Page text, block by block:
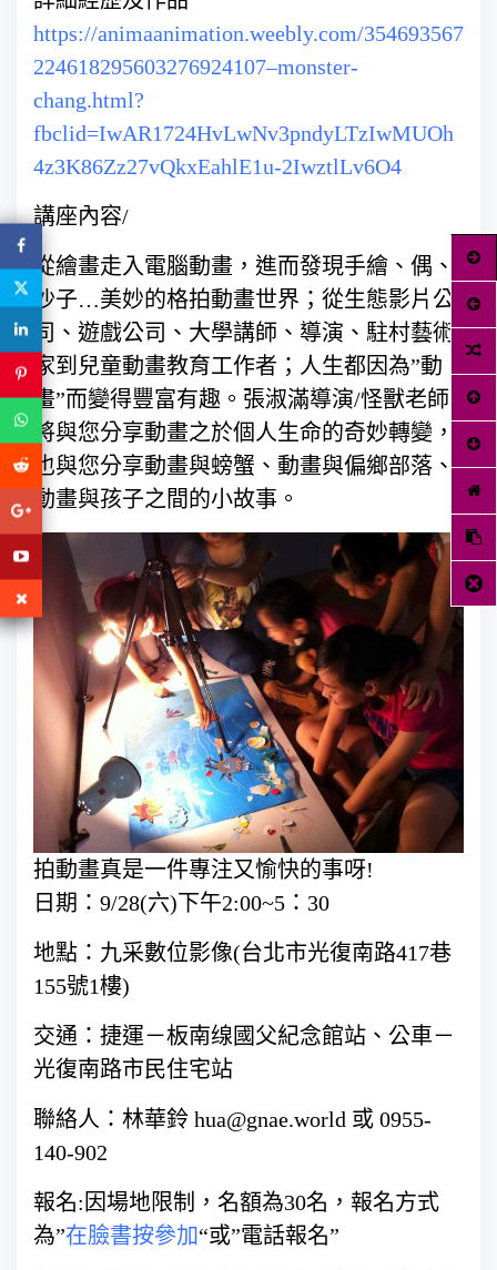
https://animaanimation.weebly.com/354693567
224618295603276924107–monster-
chang.html?
fbclid=IwAR1724HvLwNv3pndyLTzIwMUOh
4z3K86Zz27vQkxEahlE1u-2IwztlLv6O4
講座內容/
從繪畫走入電腦動畫，進而發現手繪、偶、
沙子…美妙的格拍動畫世界；從生態影片公
司、遊戲公司、大學講師、導演、駐村藝術
家到兒童動畫教育工作者；人生都因為”動
畫”而變得豐富有趣。張淑滿導演/怪獸老師
將與您分享動畫之於個人生命的奇妙轉變，
也與您分享動畫與螃蟹、動畫與偏鄉部落、
動畫與孩子之間的小故事。
拍動畫真是一件專注又愉快的事呀!
日期：9/28(六)下午2:00~5：30
地點：九采數位影像(台北市光復南路417巷
155號1樓)
交通：捷運－板南缐國父紀念館站、公車－
光復南路市民住宅站
聯絡人：林華鈴 hua@gnae.world 或 0955-
140-902
報名:因場地限制，名額為30名，報名方式
為”在臉書按參加“或”電話報名”